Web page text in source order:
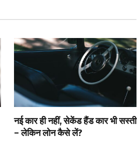
नई कार ही नहीं, सेकेंड हैंड कार भी सस्ती
– लेकिन लोन कैसे लें?